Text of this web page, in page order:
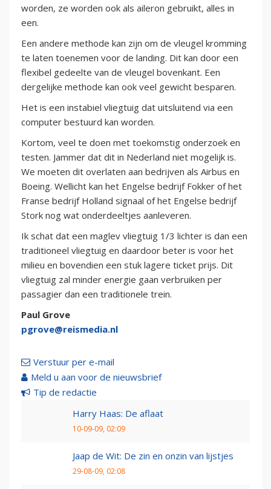
worden, ze worden ook als aileron gebruikt, alles in
een.
Een andere methode kan zijn om de vleugel kromming
te laten toenemen voor de landing. Dit kan door een
flexibel gedeelte van de vleugel bovenkant. Een
dergelijke methode kan ook veel gewicht besparen.
Het is een instabiel vliegtuig dat uitsluitend via een
computer bestuurd kan worden.
Kortom, veel te doen met toekomstig onderzoek en
testen. Jammer dat dit in Nederland niet mogelijk is.
We moeten dit overlaten aan bedrijven als Airbus en
Boeing. Wellicht kan het Engelse bedrijf Fokker of het
Franse bedrijf Holland signaal of het Engelse bedrijf
Stork nog wat onderdeeltjes aanleveren.
Ik schat dat een maglev vliegtuig 1/3 lichter is dan een
traditioneel vliegtuig en daardoor beter is voor het
milieu en bovendien een stuk lagere ticket prijs. Dit
vliegtuig zal minder energie gaan verbruiken per
passagier dan een traditionele trein.
Paul Grove
pgrove@reismedia.nl
Verstuur per e-mail
Meld u aan voor de nieuwsbrief
Tip de redactie
Harry Haas: De aflaat
10-09-09, 02:09
Jaap de Wit: De zin en onzin van lijstjes
29-08-09, 02:08